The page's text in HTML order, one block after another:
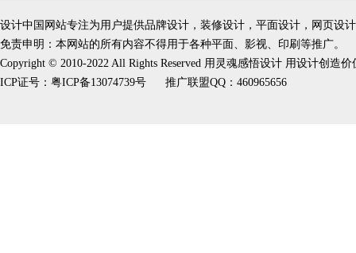
设计中国网站专注为用户提供品牌设计，装修设计，平面设计，网页设
免责申明：本网站的所有内容不得用于各种平面、影视、印刷等推广。
Copyright © 2010-2022 All Rights Reserved 用灵魂感悟设计 用设计创造
ICP证号： 粤ICP备13074739号 推广联盟QQ：460965656